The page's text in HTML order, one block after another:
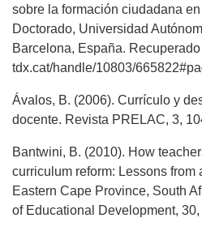
sobre la formación ciudadana
Doctorado, Universidad
Barcelona, España.
tdx.cat/handle/10803/
Ávalos, B. (2006). Currículo y
docente. Revista PRELAC, 3,
Bantwini, B. (2010). How
curriculum reform: Lessons from
Eastern Cape Province, South
of Educational Development, 30,